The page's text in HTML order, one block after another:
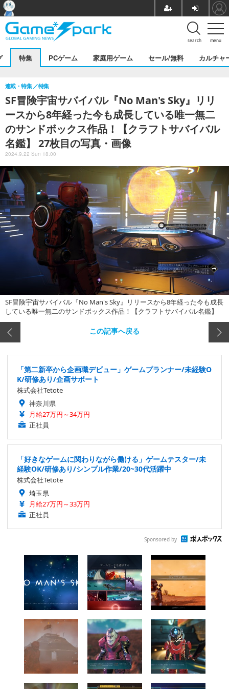
menu
search
特集 PCゲーム 家庭用ゲーム セール/無料 カルチャ
SF冒険宇宙サバイバル『No Man's Sky』リリ
ースから8年経った今も成長している唯一無二
のサンドボックス作品！【クラフトサバイバル
名鑑】 27枚目の写真・画像
連載・特集 特集
2024.9.22 Sun 18:00
SF冒険宇宙サバイバル『No Man's Sky』リリースから8年経った今も成長
している唯一無二のサンドボックス作品！【クラフトサバイバル名鑑】
この記事へ戻る
「第二新卒から企画職デビュー」ゲームプランナー/未経験O
K/研修あり/企画サポート
株式会社Tetote
神奈川県
月給27万円～34万円
正社員
「好きなゲームに関わりながら働ける」ゲームテスター/未
経験OK/研修あり/シンプル作業/20~30代活躍中
株式会社Tetote
埼玉県
月給27万円～33万円
正社員
Sponsored by